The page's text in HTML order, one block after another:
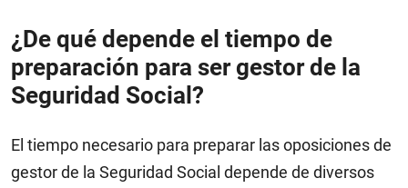
¿De qué depende el tiempo de
preparación para ser gestor de la
Seguridad Social?
El tiempo necesario para preparar las oposiciones de
gestor de la Seguridad Social depende de diversos